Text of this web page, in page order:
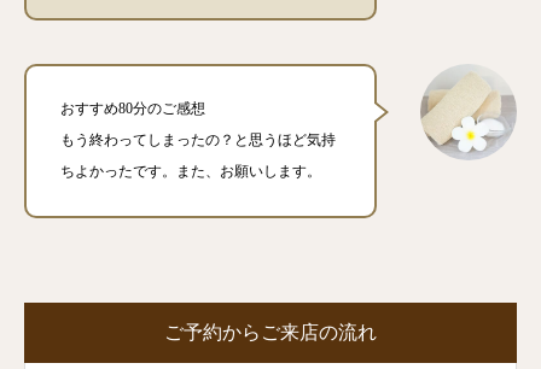
おすすめ80分のご感想
もう終わってしまったの？と思うほど気持
ちよかったです。また、お願いします。
ご予約からご来店の流れ